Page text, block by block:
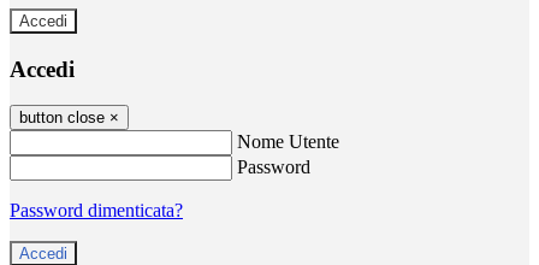
Accedi
Accedi
button close ×
Nome Utente
Password
Password dimenticata?